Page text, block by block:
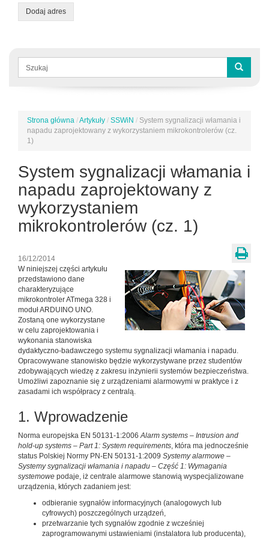
Dodaj adres
Formularz
wyszukiwania
Jesteś
tutaj
Strona główna /Artykuły / SSWiN / System sygnalizacji włamania i
napadu zaprojektowany z wykorzystaniem mikrokontrolerów (cz.
1)
System sygnalizacji włamania i
napadu zaprojektowany z
wykorzystaniem
mikrokontrolerów (cz. 1)
16/12/2014
W niniejszej części artykułu
przedstawiono dane
charakteryzujące
mikrokontroler ATmega 328 i
moduł ARDUINO UNO.
Zostaną one wykorzystane
w celu zaprojektowania i
wykonania stanowiska
dydaktyczno-badawczego systemu sygnalizacji włamania i napadu.
Opracowywane stanowisko będzie wykorzystywane przez studentów
zdobywających wiedzę z zakresu inżynierii systemów bezpieczeństwa.
Umożliwi zapoznanie się z urządzeniami alarmowymi w praktyce i z
zasadami ich współpracy z centralą.
1. Wprowadzenie
Norma europejska EN 50131-1:2006Alarm systems – Intrusion and
hold-up systems – Part 1: System requirements, która ma jednocześnie
status Polskiej Normy PN-EN 50131-1:2009 Systemy alarmowe –
Systemy sygnalizacji włamania i napadu – Część 1: Wymagania
systemowe podaje, iż centrale alarmowe stanowią wyspecjalizowane
urządzenia, których zadaniem jest:
odbieranie sygnałów informacyjnych (analogowych lub
cyfrowych) poszczególnych urządzeń,
przetwarzanie tych sygnałów zgodnie z wcześniej
zaprogramowanymi ustawieniami (instalatora lub producenta),